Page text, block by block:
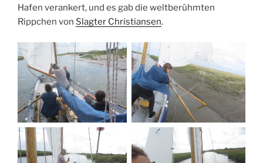
Hafen verankert, und es gab die weltberühmten
Rippchen von Slagter Christiansen.